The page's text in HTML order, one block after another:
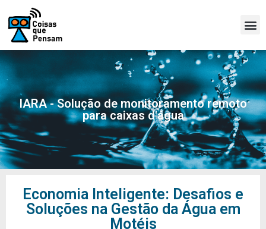
IARA - Solução de monitoramento remoto
para caixas d'água
Economia Inteligente: Desafios e
Soluções na Gestão da Água em
Motéis